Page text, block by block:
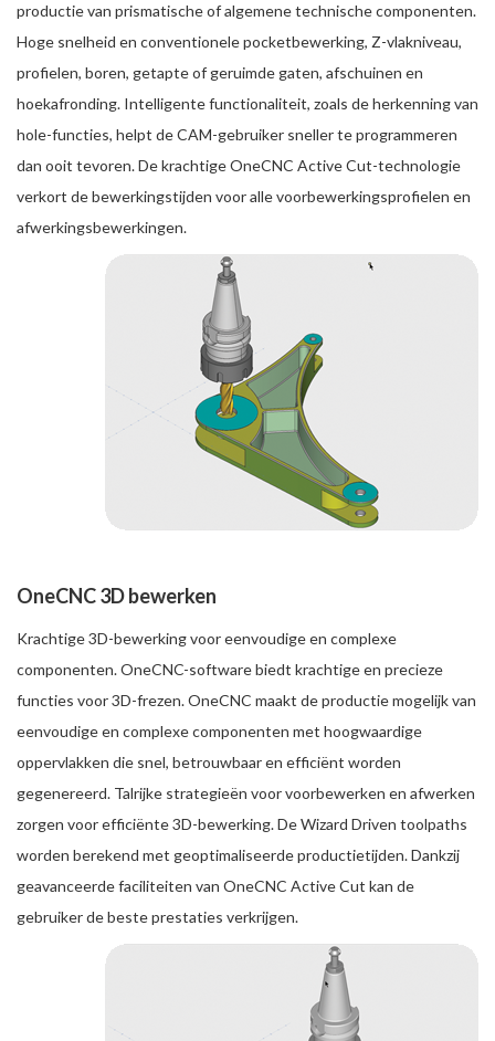
productie van prismatische of algemene technische componenten.
Hoge snelheid en conventionele pocketbewerking, Z-vlakniveau,
profielen, boren, getapte of geruimde gaten, afschuinen en
hoekafronding. Intelligente functionaliteit, zoals de herkenning van
hole-functies, helpt de CAM-gebruiker sneller te programmeren
dan ooit tevoren. De krachtige OneCNC Active Cut-technologie
verkort de bewerkingstijden voor alle voorbewerkingsprofielen en
afwerkingsbewerkingen.
OneCNC 3D bewerken
Krachtige 3D-bewerking voor eenvoudige en complexe
componenten. OneCNC-software biedt krachtige en precieze
functies voor 3D-frezen. OneCNC maakt de productie mogelijk van
eenvoudige en complexe componenten met hoogwaardige
oppervlakken die snel, betrouwbaar en efficiënt worden
gegenereerd. Talrijke strategieën voor voorbewerken en afwerken
zorgen voor efficiënte 3D-bewerking. De Wizard Driven toolpaths
worden berekend met geoptimaliseerde productietijden. Dankzij
geavanceerde faciliteiten van OneCNC Active Cut kan de
gebruiker de beste prestaties verkrijgen.